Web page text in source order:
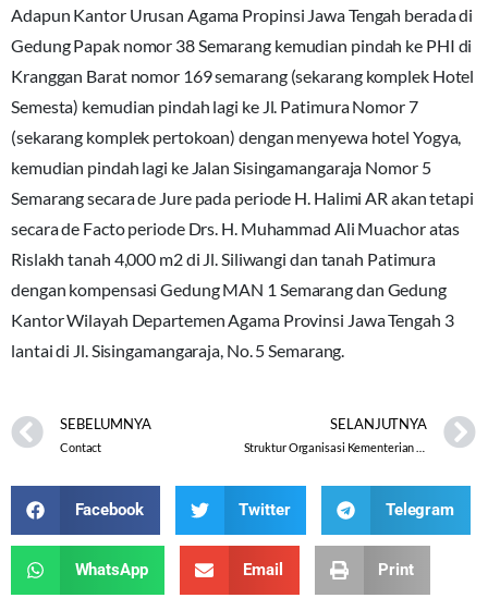
Adapun Kantor Urusan Agama Propinsi Jawa Tengah berada di
Gedung Papak nomor 38 Semarang kemudian pindah ke PHI di
Kranggan Barat nomor 169 semarang (sekarang komplek Hotel
Semesta) kemudian pindah lagi ke Jl. Patimura Nomor 7
(sekarang komplek pertokoan) dengan menyewa hotel Yogya,
kemudian pindah lagi ke Jalan Sisingamangaraja Nomor 5
Semarang secara de Jure pada periode H. Halimi AR akan tetapi
secara de Facto periode Drs. H. Muhammad Ali Muachor atas
Rislakh tanah 4,000 m2 di Jl. Siliwangi dan tanah Patimura
dengan kompensasi Gedung MAN 1 Semarang dan Gedung
Kantor Wilayah Departemen Agama Provinsi Jawa Tengah 3
lantai di Jl. Sisingamangaraja, No. 5 Semarang.
SEBELUMNYA
Contact
SELANJUTNYA
Facebook Twitter Telegram
WhatsApp Email Print